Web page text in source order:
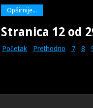
Opširnije...
Stranica 12 od
Početak Prethodno 7 8